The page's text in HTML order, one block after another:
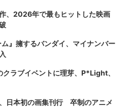
、2026年で最もヒットした映画
ム』擁するバンダイ、マイナンバー
ラブイベントに理芽、P*Light、
日本初の画集刊行 卒制のアニメ